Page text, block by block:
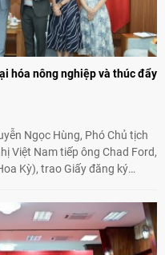
hóa nông nghiệp và thúc đẩy
Ngọc Hùng, Phó Chủ tịch
Việt Nam tiếp ông Chad Ford,
Kỳ), trao Giấy đăng ký
án "Mở rộng Thương mại
Hoa Kỳ - Việt Nam",
số, hiện đại hóa nông nghiệp
giữa hai nước.